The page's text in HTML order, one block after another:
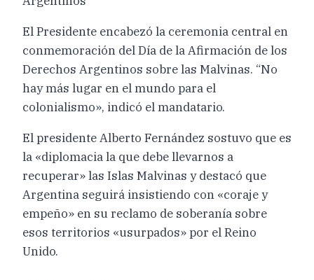
El Presidente encabezó la ceremonia central en
conmemoración del Día de la Afirmación de los
Derechos Argentinos sobre las Malvinas. “No
hay más lugar en el mundo para el
colonialismo», indicó el mandatario.
El presidente Alberto Fernández sostuvo que es
la «diplomacia la que debe llevarnos a
recuperar» las Islas Malvinas y destacó que
Argentina seguirá insistiendo con «coraje y
empeño» en su reclamo de soberanía sobre
esos territorios «usurpados» por el Reino
Unido.